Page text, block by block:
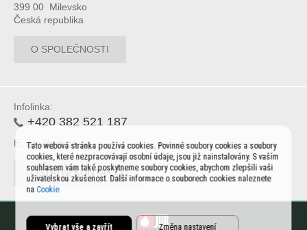
399 00 Milevsko
Česká republika
O SPOLEČNOSTI
Infolinka:
+420 382 521 187
E: info@jub.cz
OSTATNÍ KONTAKTY
Tato webová stránka používá cookies. Povinné soubory cookies a soubory
cookies, které nezpracovávají osobní údaje, jsou již nainstalovány. S vaším
souhlasem vám také poskytneme soubory cookies, abychom zlepšili vaši
uživatelskou zkušenost. Další informace o souborech cookies naleznete
na Cookie
Změna nastavení
Vybrat vše a zavřít